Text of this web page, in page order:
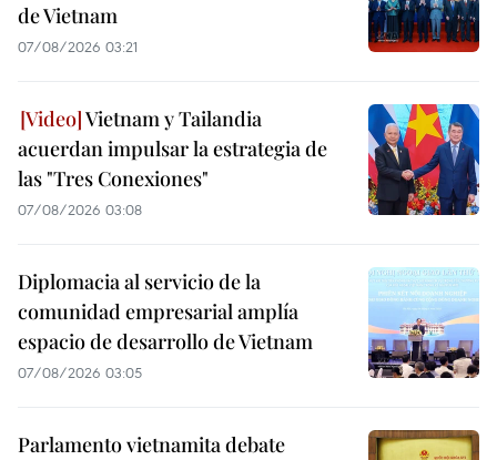
de Vietnam
07/08/2026 03:21
Vietnam y Tailandia
acuerdan impulsar la estrategia de
las "Tres Conexiones"
07/08/2026 03:08
Diplomacia al servicio de la
comunidad empresarial amplía
espacio de desarrollo de Vietnam
07/08/2026 03:05
Parlamento vietnamita debate